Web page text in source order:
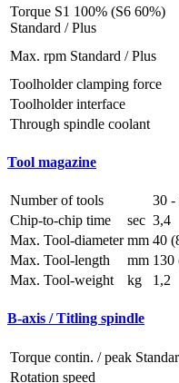
Torque S1 100% (S6 60%)
Standard / Plus
Max. rpm Standard / Plus
Toolholder clamping force
Toolholder interface
Through spindle coolant
Tool magazine
Number of tools
30 -
Chip-to-chip time
sec 3,4
Max. Tool-diameter mm 40
Max. Tool-length
mm 130
Max. Tool-weight
kg 1,2
B-axis / Titling spindle
Torque contin. / peak
Rotation speed